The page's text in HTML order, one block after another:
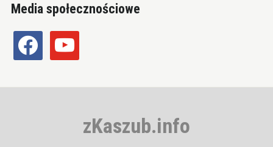
Media społecznościowe
facebook youtube
zKaszub.info